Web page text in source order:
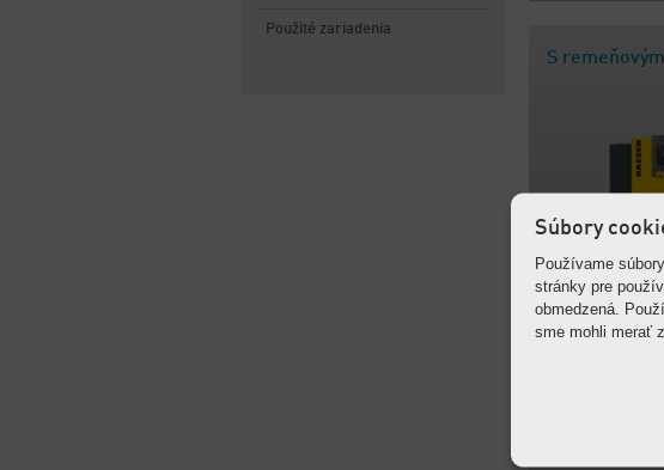
Použité zariadenia
S
Súbory
Používame
stránky pre
obmedzená.
sme mohli merať